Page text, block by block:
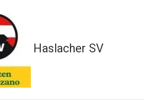
Haslacher SV